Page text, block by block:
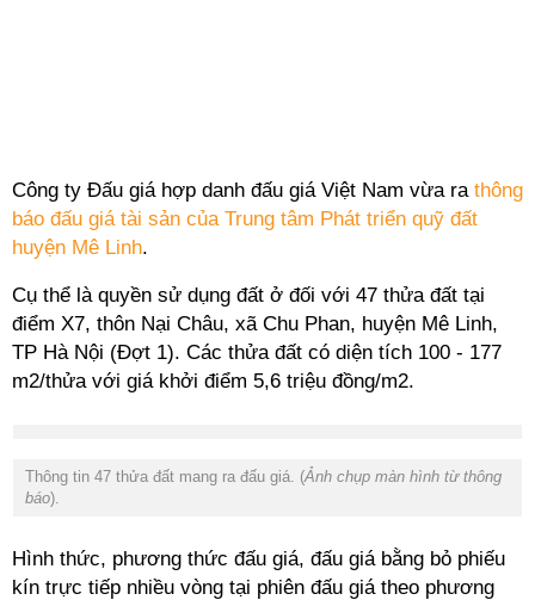
Công ty Đấu giá hợp danh đấu giá Việt Nam vừa ra thông
báo đấu giá tài sản của Trung tâm Phát triển quỹ đất
huyện Mê Linh.
Cụ thể là quyền sử dụng đất ở đối với 47 thửa đất tại
điểm X7, thôn Nại Châu, xã Chu Phan, huyện Mê Linh,
TP Hà Nội (Đợt 1). Các thửa đất có diện tích 100 - 177
m2/thửa với giá khởi điểm 5,6 triệu đồng/m2.
Thông tin 47 thửa đất mang ra đấu giá. (Ảnh chụp màn hình từ thông
báo).
Hình thức, phương thức đấu giá, đấu giá bằng bỏ phiếu
kín trực tiếp nhiều vòng tại phiên đấu giá theo phương